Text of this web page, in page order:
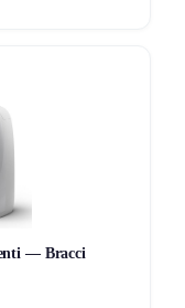
— Bracci